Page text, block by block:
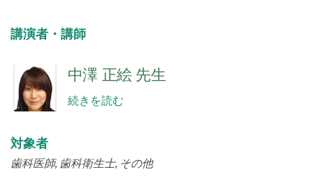
講演者・講師
中澤 正絵 先生
続きを読む
対象者
歯科医師 歯科衛生士 その他